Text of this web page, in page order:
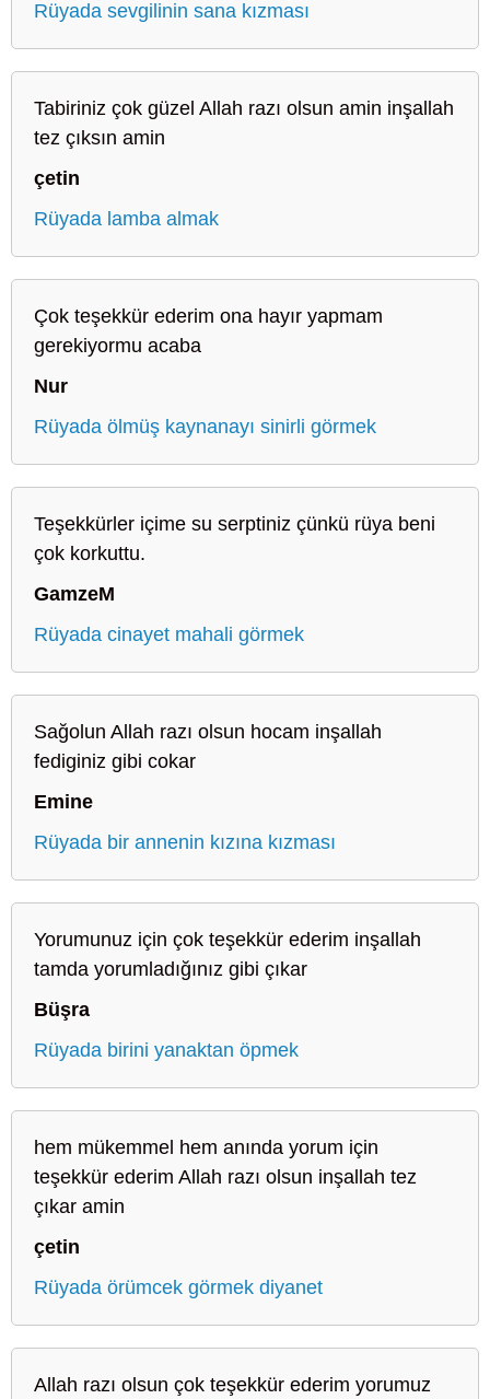
Rüyada sevgilinin sana kızması
Tabiriniz çok güzel Allah razı olsun amin inşallah
tez çıksın amin
çetin
Rüyada lamba almak
Çok teşekkür ederim ona hayır yapmam
gerekiyormu acaba
Nur
Rüyada ölmüş kaynanayı sinirli görmek
Teşekkürler içime su serptiniz çünkü rüya beni
çok korkuttu.
GamzeM
Rüyada cinayet mahali görmek
Sağolun Allah razı olsun hocam inşallah
fediginiz gibi cokar
Emine
Rüyada bir annenin kızına kızması
Yorumunuz için çok teşekkür ederim inşallah
tamda yorumladığınız gibi çıkar
Büşra
Rüyada birini yanaktan öpmek
hem mükemmel hem anında yorum için
teşekkür ederim Allah razı olsun inşallah tez
çıkar amin
çetin
Rüyada örümcek görmek diyanet
Allah razı olsun çok teşekkür ederim yorumuz